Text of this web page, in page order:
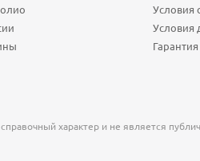
Условия
Условия
характер и не является